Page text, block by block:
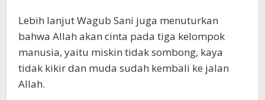
Lebih lanjut Wagub Sani juga menuturkan
bahwa Allah akan cinta pada tiga kelompok
manusia, yaitu miskin tidak sombong, kaya
tidak kikir dan muda sudah kembali ke jalan
Allah.